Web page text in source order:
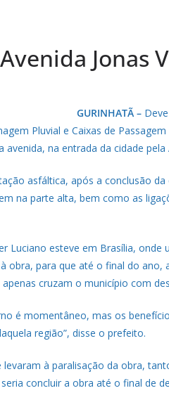
Jonas
GURINHATÃ –
Pluvial e Caixas de Passagem
na entrada da cidade pela
asfáltica, após a conclusão
na parte alta, bem como as
Luciano esteve em Brasília, onde
obra, para que até o final do ano,
cruzam o município com
é momentâneo, mas os
região”, disse o prefeito.
à paralisação da obra,
concluir a obra até o final de